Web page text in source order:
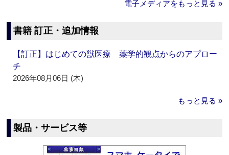
電子メディアをもっと見る »
書籍 訂正・追加情報
【訂正】はじめての獣医療 薬学的観点からのアプロー
チ
2026年08月06日 (木)
もっと見る »
製品・サービス等